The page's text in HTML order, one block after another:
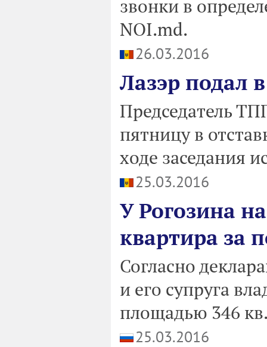
звонки в
NOI.md.
26.03.2016
Лазэр подал
Председатель
пятницу в
ходе заседания
25.03.2016
У Рогозина
квартира за
Согласно
и его супруга
площадью 346
25.03.2016